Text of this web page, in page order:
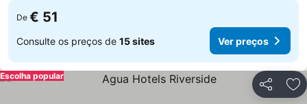
De € 51
Consulte os preços de 15 sites Ver preços
Partilhar
Escolha popular